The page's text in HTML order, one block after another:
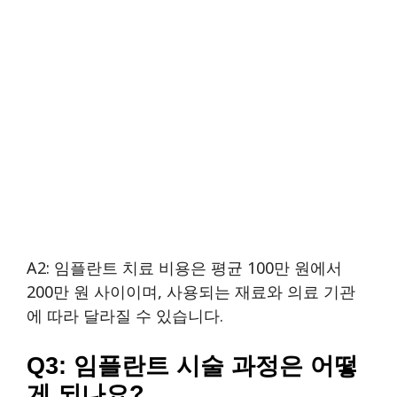
A2: 임플란트 치료 비용은 평균 100만 원에서
200만 원 사이이며, 사용되는 재료와 의료 기관
에 따라 달라질 수 있습니다.
Q3: 임플란트 시술 과정은 어떻